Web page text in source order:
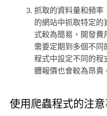
抓取的資料量和頻率
的網站中抓取特定的
式較為簡易，開發費
需要定期到多個不同
程式中設定不同的程
體報價也會較為昂貴
使用爬蟲程式的注意